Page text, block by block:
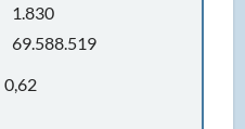
1.830
69.588.519
0,62